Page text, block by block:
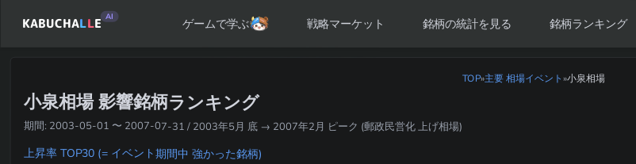
KABUCHALLE AI ゲームで学ぶ 戦略マーケット 銘柄の統計を見る 銘柄ランキング
TOP»主要 相場イベント»小泉相場
小泉相場 影響銘柄ランキング
期間: 2003-05-01 〜 2007-07-31 / 2003年5月 底 → 2007年2月 ピーク (郵政民営化 上げ相場)
上昇率 TOP30 (= イベント期間中 強かった銘柄)